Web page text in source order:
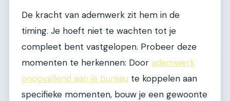
De kracht van ademwerk zit hem in de
timing. Je hoeft niet te wachten tot je
compleet bent vastgelopen. Probeer deze
momenten te herkennen: Door ademwerk
onopvallend aan je bureau te koppelen aan
specifieke momenten, bouw je een gewoonte